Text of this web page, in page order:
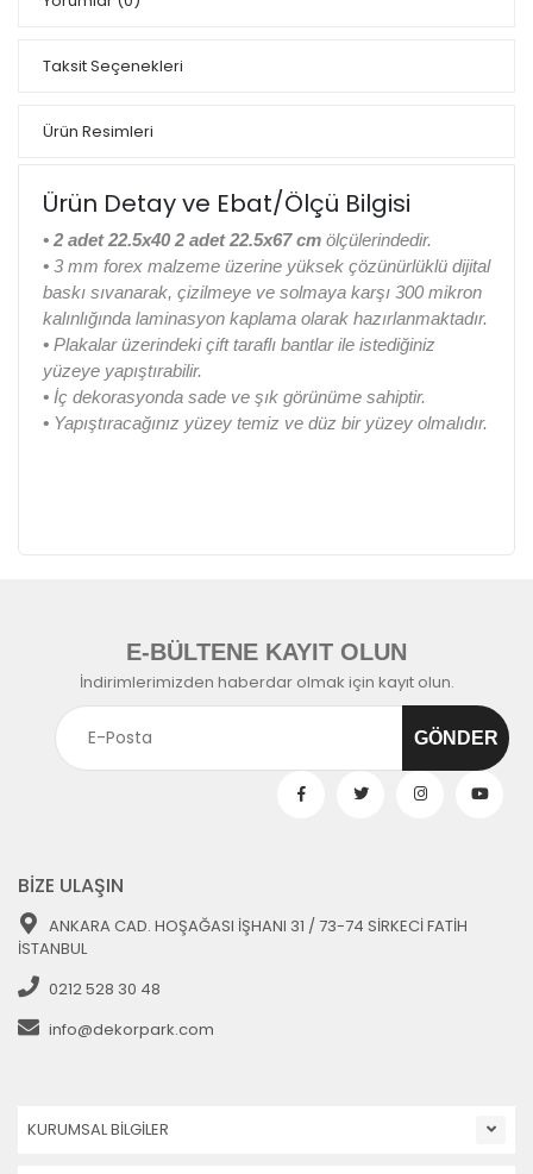
Taksit Seçenekleri
Ürün Resimleri
Ürün Detay ve Ebat/Ölçü Bilgisi
• 2 adet 22.5x40 2 adet 22.5x67 cm ölçülerindedir.
• 3 mm forex malzeme üzerine yüksek çözünürlüklü dijital
baskı sıvanarak, çizilmeye ve solmaya karşı 300 mikron
kalınlığında laminasyon kaplama olarak hazırlanmaktadır.
• Plakalar üzerindeki çift taraflı bantlar ile istediğiniz
yüzeye yapıştırabilir.
• İç dekorasyonda sade ve şık görünüme sahiptir.
• Yapıştıracağınız yüzey temiz ve düz bir yüzey olmalıdır.
E-BÜLTENE KAYIT OLUN
İndirimlerimizden haberdar olmak için kayıt olun.
BİZE ULAŞIN
ANKARA CAD. HOŞAĞASI İŞHANI 31 / 73-74 SİRKECİ FATİH
İSTANBUL
0212 528 30 48
info@dekorpark.com
KURUMSAL BİLGİLER